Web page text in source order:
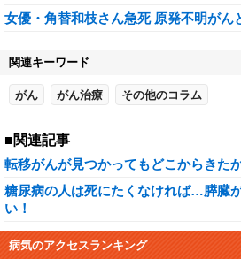
女優・角替和枝さん急死 原発不明がん
関連キーワード
がん がん治療 その他のコラム
■関連記事
転移がんが見つかってもどこからきた
糖尿病の人は死にたくなければ…膵臓
い！
病気のアクセスランキング